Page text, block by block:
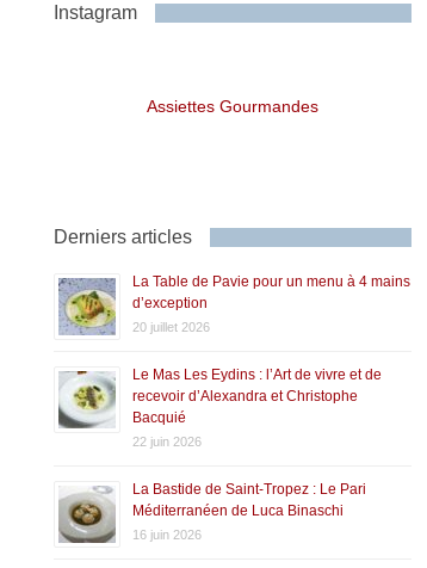
Instagram
Assiettes Gourmandes
Derniers articles
La Table de Pavie pour un menu à 4 mains
d’exception
20 juillet 2026
Le Mas Les Eydins : l’Art de vivre et de
recevoir d’Alexandra et Christophe
Bacquié
22 juin 2026
La Bastide de Saint-Tropez : Le Pari
Méditerranéen de Luca Binaschi
16 juin 2026